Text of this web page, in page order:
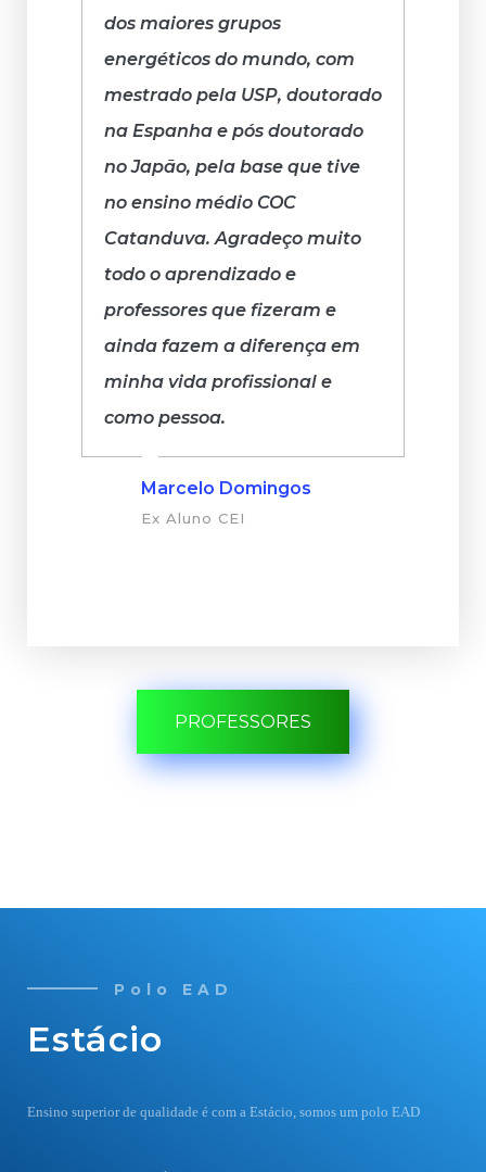
dos maiores grupos
energéticos do mundo, com
mestrado pela USP, doutorado
na Espanha e pós doutorado
no Japão, pela base que tive
no ensino médio COC
Catanduva. Agradeço muito
todo o aprendizado e
professores que fizeram e
ainda fazem a diferença em
minha vida profissional e
como pessoa.
Marcelo Domingos
Ex Aluno CEI
PROFESSORES
Polo EAD
Estácio
Ensino superior de qualidade é com a Estácio, somos um polo EAD